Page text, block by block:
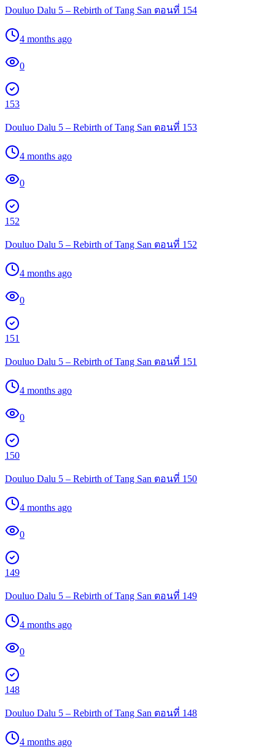
Douluo Dalu 5 – Rebirth of Tang San ตอนที่ 154
4 months ago
0
153
Douluo Dalu 5 – Rebirth of Tang San ตอนที่ 153
4 months ago
0
152
Douluo Dalu 5 – Rebirth of Tang San ตอนที่ 152
4 months ago
0
151
Douluo Dalu 5 – Rebirth of Tang San ตอนที่ 151
4 months ago
0
150
Douluo Dalu 5 – Rebirth of Tang San ตอนที่ 150
4 months ago
0
149
Douluo Dalu 5 – Rebirth of Tang San ตอนที่ 149
4 months ago
0
148
Douluo Dalu 5 – Rebirth of Tang San ตอนที่ 148
4 months ago